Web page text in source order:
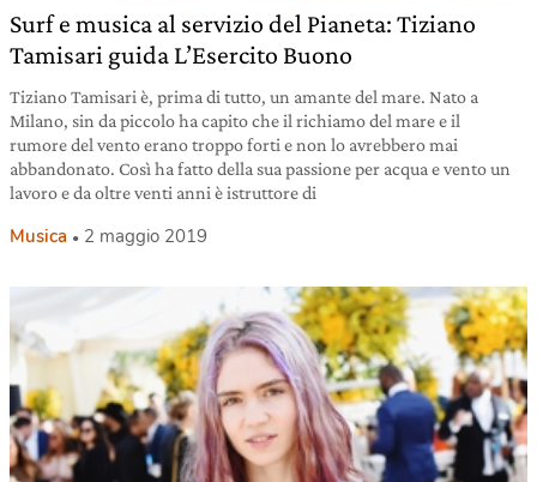
Surf e musica al servizio del Pianeta: Tiziano
Tamisari guida L’Esercito Buono
Tiziano Tamisari è, prima di tutto, un amante del mare. Nato a
Milano, sin da piccolo ha capito che il richiamo del mare e il
rumore del vento erano troppo forti e non lo avrebbero mai
abbandonato. Così ha fatto della sua passione per acqua e vento un
lavoro e da oltre venti anni è istruttore di
Musica 2 maggio 2019